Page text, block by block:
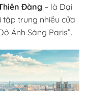
Đàng – là Đại
trung nhiều cửa
Ánh Sáng Paris”.